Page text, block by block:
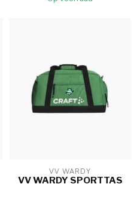
VV WARDY
VV WARDY SPORTTAS